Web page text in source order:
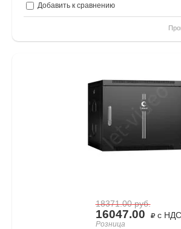
Добавить к сравнению
18371.00руб.
16047.00 с НДС
Розница